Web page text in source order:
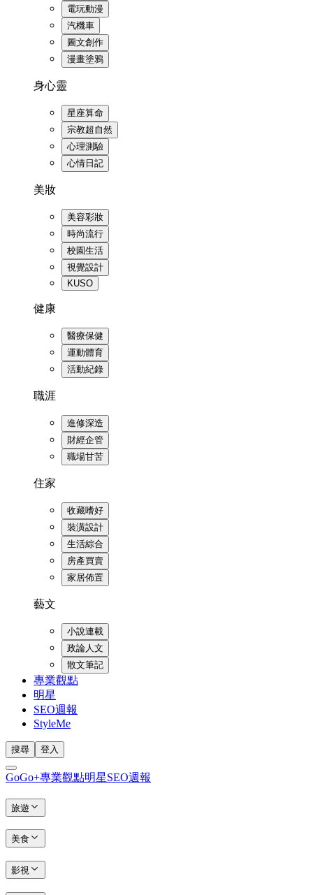
電玩動漫
汽機車
圖文創作
漫畫塗鴉
身心靈
星座算命
宗教超自然
心理測驗
心情日記
美妝
美容彩妝
時尚流行
校園生活
視覺設計
KUSO
健康
醫療保健
運動體育
活動紀錄
職涯
進修深造
財經企管
職場甘苦
住家
收藏嗜好
裝潢設計
生活綜合
房產買賣
家居佈置
藝文
小說連載
政論人文
散文筆記
專業觀點
明星
SEO週報
StyleMe
搜尋 登入
GoGo+專業觀點明星SEO週報
旅遊
美食
影視